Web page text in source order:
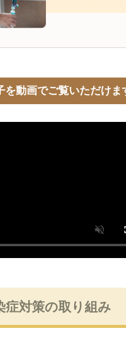
を動画でご覧いただけま
症対策の取り組み